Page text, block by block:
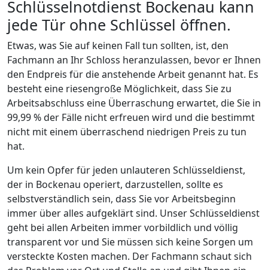
Schlüsselnotdienst Bockenau kann
jede Tür ohne Schlüssel öffnen.
Etwas, was Sie auf keinen Fall tun sollten, ist, den
Fachmann an Ihr Schloss heranzulassen, bevor er Ihnen
den Endpreis für die anstehende Arbeit genannt hat. Es
besteht eine riesengroße Möglichkeit, dass Sie zu
Arbeitsabschluss eine Überraschung erwartet, die Sie in
99,99 % der Fälle nicht erfreuen wird und die bestimmt
nicht mit einem überraschend niedrigen Preis zu tun
hat.
Um kein Opfer für jeden unlauteren Schlüsseldienst,
der in Bockenau operiert, darzustellen, sollte es
selbstverständlich sein, dass Sie vor Arbeitsbeginn
immer über alles aufgeklärt sind. Unser Schlüsseldienst
geht bei allen Arbeiten immer vorbildlich und völlig
transparent vor und Sie müssen sich keine Sorgen um
versteckte Kosten machen. Der Fachmann schaut sich